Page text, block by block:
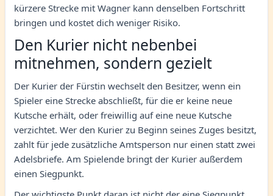
kürzere Strecke mit Wagner kann denselben Fortschritt
bringen und kostet dich weniger Risiko.
Den Kurier nicht nebenbei
mitnehmen, sondern gezielt
Der Kurier der Fürstin wechselt den Besitzer, wenn ein
Spieler eine Strecke abschließt, für die er keine neue
Kutsche erhält, oder freiwillig auf eine neue Kutsche
verzichtet. Wer den Kurier zu Beginn seines Zuges besitzt,
zahlt für jede zusätzliche Amtsperson nur einen statt zwei
Adelsbriefe. Am Spielende bringt der Kurier außerdem
einen Siegpunkt.